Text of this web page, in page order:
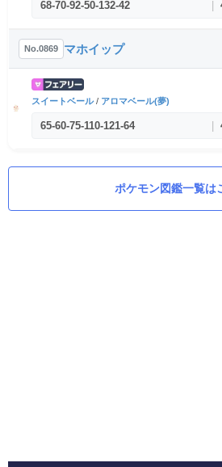
68-70-92-50-132-42 |
No.0869 マホイップ
スイートベール/ アロマベール(夢)
65-60-75-110-121-64 |
ポケモン図鑑一覧は